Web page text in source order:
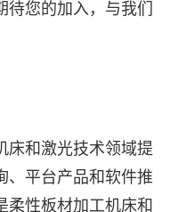
待您的加入，与我们
床和激光技术领域提
、平台产品和软件推
柔性板材加工机床和